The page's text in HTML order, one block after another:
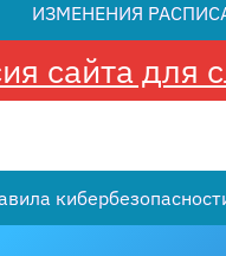
ИЗМЕНЕНИЯ
сайта для